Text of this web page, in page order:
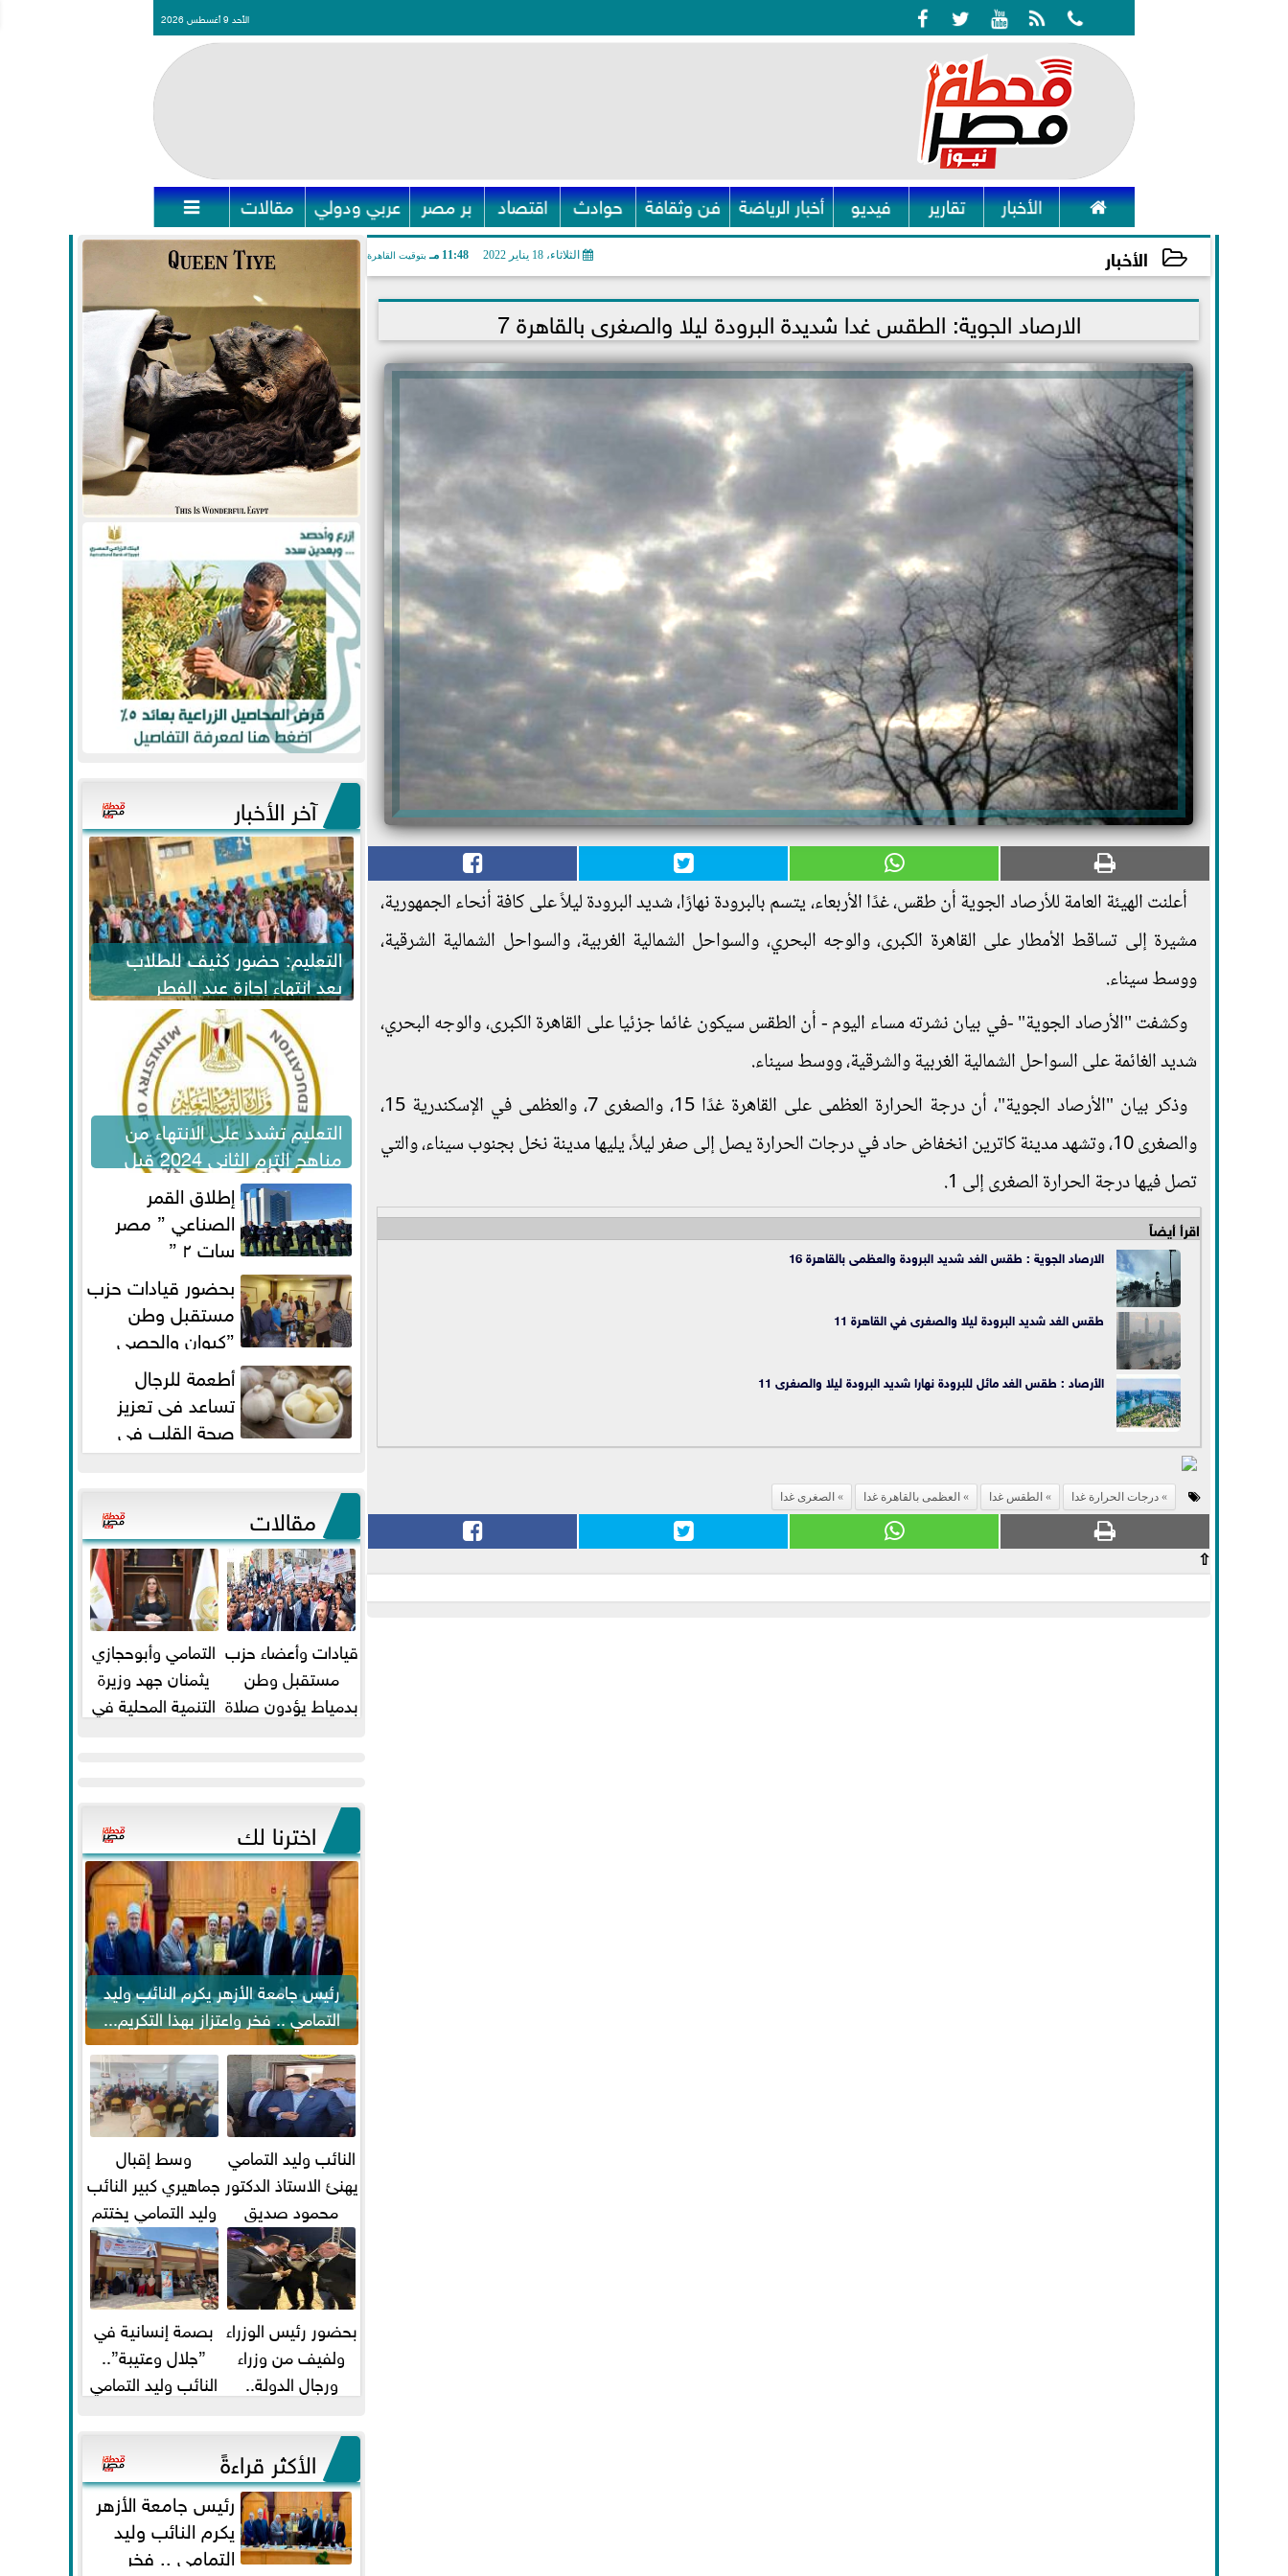
     الأحد 9 أغسطس 2026
 الأخبار تقارير فيديو أخبار الرياضة فن وثقافة حوادث اقتصاد بر مصر عربي ودولي مقالات 
الأخبار الثلاثاء، 18 يناير 2022 11:48 مـ بتوقيت القاهرة
2022-01-18 23:48:49 الارصاد الجوية: الطقس غدا شديدة البرودة ليلا والصغرى بالقاهرة 7
أعلنت الهيئة العامة للأرصاد الجوية أن طقس، غدًا الأربعاء، يتسم بالبرودة نهارًا، شديد البرودة ليلاً على كافة أنحاء الجمهورية،
مشيرة إلى تساقط الأمطار على القاهرة الكبرى، والوجه البحري، والسواحل الشمالية الغربية، والسواحل الشمالية الشرقية،
ووسط سيناء.
وكشفت "الأرصاد الجوية" -في بيان نشرته مساء اليوم - أن الطقس سيكون غائما جزئيا على القاهرة الكبرى، والوجه البحري،
شديد الغائمة على السواحل الشمالية الغربية والشرقية، ووسط سيناء.
وذكر بيان "الأرصاد الجوية"، أن درجة الحرارة العظمى على القاهرة غدًا 15، والصغرى 7، والعظمى في الإسكندرية 15،
والصغرى 10، وتشهد مدينة كاترين انخفاض حاد في درجات الحرارة يصل إلى صفر ليلاً، يليها مدينة نخل بجنوب سيناء، والتي
تصل فيها درجة الحرارة الصغرى إلى 1.
اقرأ أيضاً
الارصاد الجوية : طقس الغد شديد البرودة والعظمى بالقاهرة 16
طقس الغد شديد البرودة ليلا والصغرى في القاهرة 11
الأرصاد : طقس الغد مائل للبرودة نهارا شديد البرودة ليلا والصغرى 11
درجات الحرارة غدا الطقس غدا العظمى بالقاهرة غدا الصغرى غدا
⇧
آخر الأخبار
التعليم: حضور كثيف للطلاب
بعد انتهاء إجازة عيد الفطر
لاستكمال المناهج
التعليم تشدد على الانتهاء من
مناهج الترم الثاني 2024 قبل
الامتحانات
إطلاق القمر
الصناعي ” مصر
سات ٢ ”
بحضور قيادات حزب
مستقبل وطن
”كيوان والحصي
والتمامي وابوحجازي وعيسي” أمانه
كفر...
أطعمة للرجال
تساعد فى تعزيز
صحة القلب فى
سن الأربعين
مقالات
قيادات وأعضاء حزب
مستقبل وطن
بدمياط يؤدون صلاة
التمامي وأبوحجازي
يثمنان جهد وزيرة
التنمية المحلية في
اخترنا لك
رئيس جامعة الأزهر يكرم النائب وليد
التمامي .. فخر واعتزاز بهذا التكريم...
النائب وليد التمامي
يهنئ الاستاذ الدكتور
محمود صديق
تكليفة قائم باعمال
...
وسط إقبال
جماهيري كبير النائب
وليد التمامي يختتم
أضخم قافلة طبية
مجانية...
بحضور رئيس الوزراء
ولفيف من وزراء
ورجال الدولة..
ومحمد...
بصمة إنسانية في
”جلال وعتيبة”..
النائب وليد التمامي
شيحة يداويان...
الأكثر قراءةً
رئيس جامعة الأزهر
يكرم النائب وليد
التمامي .. فخر